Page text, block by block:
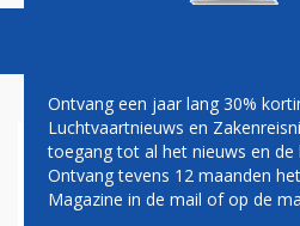
APU
Ontvang een jaar lang 30%
Luchtvaartnieuws en
toegang tot al het nieuws en de
Ontvang tevens 12 maanden
Magazine in de mail of op de